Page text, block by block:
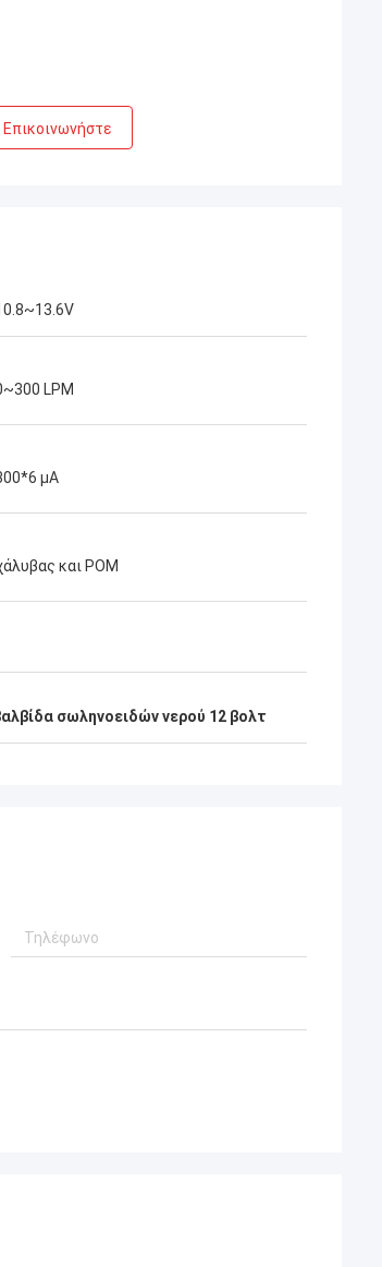
Επικοινωνήστε
LPM
μΑ
και POM
σωληνοειδών νερού 12 βολτ